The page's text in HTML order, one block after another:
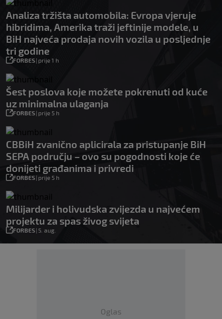
Analiza tržišta automobila: Evropa vjeruje
hibridima, Amerika traži jeftinije modele, u
BiH najveća prodaja novih vozila u posljednje
tri godine
FORBES| prije 1 h
Šest poslova koje možete pokrenuti od kuće
uz minimalna ulaganja
FORBES| prije 5 h
CBBiH zvanično aplicirala za pristupanje BiH
SEPA području – ovo su pogodnosti koje će
donijeti građanima i privredi
FORBES| prije 5 h
Milijarder i holivudska zvijezda u najvećem
projektu za spas živog svijeta
FORBES| 5. aug.
Oglas